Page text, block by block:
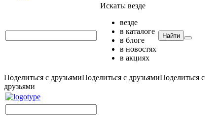
Искать: везде
везде
в каталоге
в блоге
в новостях
в акциях
Найти
Поделиться с друзьямиПоделиться с друзьямиПоделиться с
друзьями